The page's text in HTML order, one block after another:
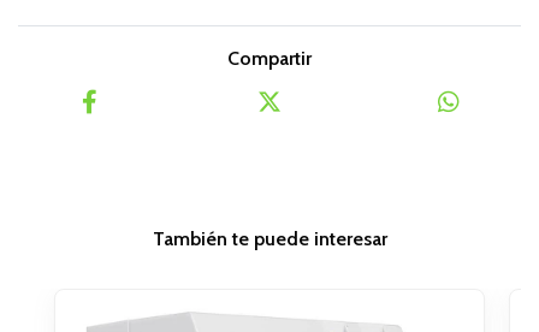
Compartir
También te puede interesar